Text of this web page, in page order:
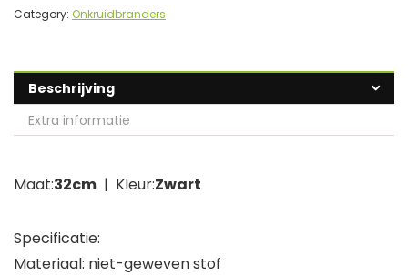
Category: Onkruidbranders
Beschrijving
Extra informatie
Maat:32cm | Kleur:Zwart
Specificatie:
Materiaal: niet-geweven stof